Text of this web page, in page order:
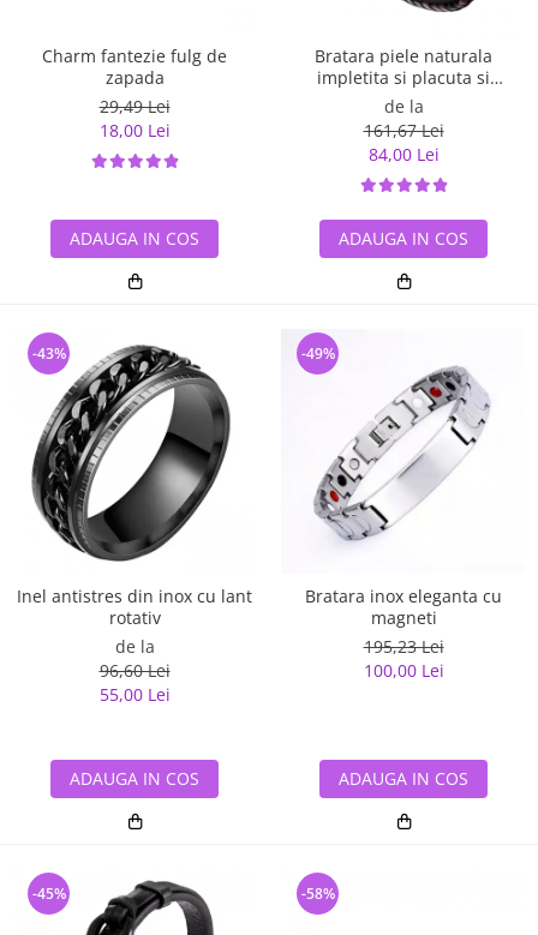
Charm fantezie fulg de
zapada
29,49 Lei
18,00 Lei
ADAUGA IN COS
Bratara piele naturala
impletita si placuta si
inchizatoare din inox
de la
161,67 Lei
84,00 Lei
ADAUGA IN COS
Inel antistres din inox cu lant
rotativ
de la
96,60 Lei
55,00 Lei
-43%
ADAUGA IN COS
Bratara inox eleganta cu
magneti
195,23 Lei
100,00 Lei
-49%
ADAUGA IN COS
-45% -58%